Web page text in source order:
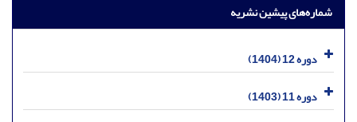
شماره‌های پیشین نشریه
دوره 12 (1404)
دوره 11 (1403)